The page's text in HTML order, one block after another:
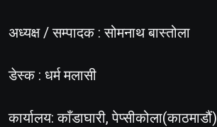
अध्यक्ष / सम्पादक : सोमनाथ बास्तोला
डेस्क : धर्म मलासी
कार्यालय: काँडाघारी, पेप्सीकोला(काठमाडौं)